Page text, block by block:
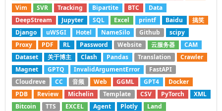
Vim
SVR Tracking Bipartite BTC
Data
DeepStream
Jupyter SQL Excel printf Baidu
搞笑
Django
uWSGI Hotel NameSilo Github
scipy
Proxy
PDF RL Password Website 云服务器
CAM
Dataset
关于博主 Clash Pandas Translation
Crawler
Magnet
GPTQ InvalidArgumentError
FastAPI
Cloudreve
CC 音频 Web GGML GPT4
Docker
PDB
Review Michelin Template CSV PyTorch
XML
Bitcoin
TTS EXCEL Agent Plotly
Land